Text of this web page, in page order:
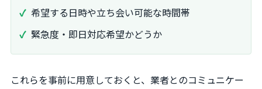
希望する日時や立ち会い可能な時間帯
緊急度・即日対応希望かどうか
これらを事前に用意しておくと、業者とのコミュニケー